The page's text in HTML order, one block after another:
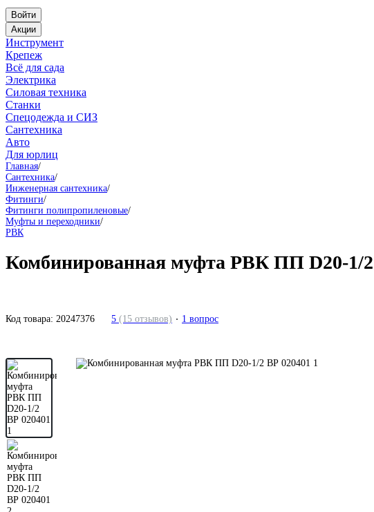
Войти
Акции
Инструмент
Крепеж
Всё для сада
Электрика
Силовая техника
Станки
Спецодежда и СИЗ
Сантехника
Авто
Для юрлиц
Главная/
Сантехника/
Инженерная сантехника/
Фитинги/
Фитинги полипропиленовые/
Муфты и переходники/
РВК
Комбинированная муфта РВК ПП D20-1/2
Код товара: 20247376 5 (15 отзывов) 1 вопрос